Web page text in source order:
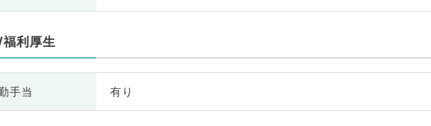
利厚生
手当 有り